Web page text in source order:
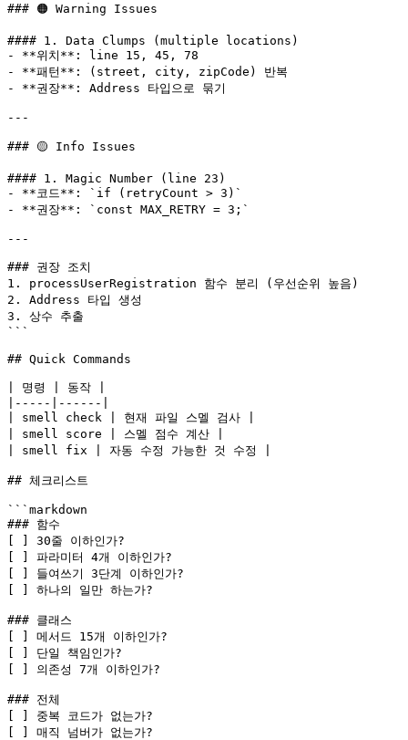
### 🟠 Warning Issues
#### 1. Data Clumps (multiple locations)
- **위치**: line 15, 45, 78
- **패턴**: (street, city, zipCode) 반복
- **권장**: Address 타입으로 묶기
---
### 🟡 Info Issues
#### 1. Magic Number (line 23)
- **코드**: `if (retryCount > 3)`
- **권장**: `const MAX_RETRY = 3;`
---
### 권장 조치
1. processUserRegistration 함수 분리 (우선순위 높음)
2. Address 타입 생성
3. 상수 추출
```
## Quick Commands
| 명령 | 동작 |
|-----|------|
| smell check | 현재 파일 스멜 검사 |
| smell score | 스멜 점수 계산 |
| smell fix | 자동 수정 가능한 것 수정 |
## 체크리스트
```markdown
### 함수
[ ] 30줄 이하인가?
[ ] 파라미터 4개 이하인가?
[ ] 들여쓰기 3단계 이하인가?
[ ] 하나의 일만 하는가?
### 클래스
[ ] 메서드 15개 이하인가?
[ ] 단일 책임인가?
[ ] 의존성 7개 이하인가?
### 전체
[ ] 중복 코드가 없는가?
[ ] 매직 넘버가 없는가?